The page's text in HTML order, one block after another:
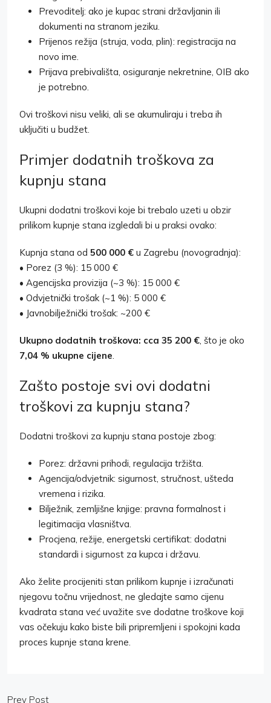
Prevoditelj: ako je kupac strani državljanin ili
dokumenti na stranom jeziku.
Prijenos režija (struja, voda, plin): registracija na
novo ime.
Prijava prebivališta, osiguranje nekretnine, OIB ako
je potrebno.
Ovi troškovi nisu veliki, ali se akumuliraju i treba ih
uključiti u budžet.
Primjer dodatnih troškova za
kupnju stana
Ukupni dodatni troškovi koje bi trebalo uzeti u obzir
prilikom kupnje stana izgledali bi u praksi ovako:
Kupnja stana od 500 000 € u Zagrebu (novogradnja):
• Porez (3 %): 15 000 €
• Agencijska provizija (~3 %): 15 000 €
• Odvjetnički trošak (~1 %): 5 000 €
• Javnobilježnički trošak: ~200 €
Ukupno dodatnih troškova: cca 35 200 €, što je oko
7,04 % ukupne cijene.
Zašto postoje svi ovi dodatni
troškovi za kupnju stana?
Dodatni troškovi za kupnju stana postoje zbog:
Porez: državni prihodi, regulacija tržišta.
Agencija/odvjetnik: sigurnost, stručnost, ušteda
vremena i rizika.
Bilježnik, zemljišne knjige: pravna formalnost i
legitimacija vlasništva.
Procjena, režije, energetski certifikat: dodatni
standardi i sigurnost za kupca i državu.
Ako želite procijeniti stan prilikom kupnje i izračunati
njegovu točnu vrijednost, ne gledajte samo cijenu
kvadrata stana već uvažite sve dodatne troškove koji
vas očekuju kako biste bili pripremljeni i spokojni kada
proces kupnje stana krene.
Prev Post